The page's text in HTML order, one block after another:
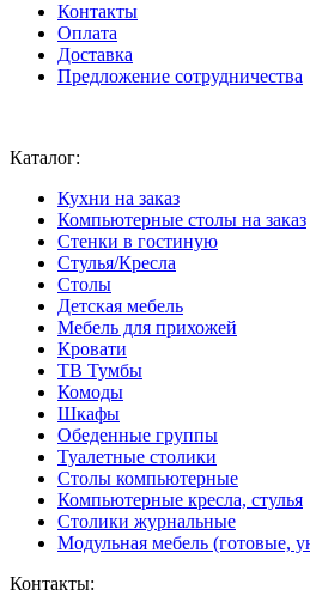
Контакты
Оплата
Доставка
Предложение сотрудничества
Каталог:
Кухни на заказ
Компьютерные столы на заказ
Стенки в гостиную
Стулья/Кресла
Столы
Детская мебель
Мебель для прихожей
Кровати
ТВ Тумбы
Комоды
Шкафы
Обеденные группы
Туалетные столики
Столы компьютерные
Компьютерные кресла, стулья
Столики журнальные
Модульная мебель (готовые,
Контакты: